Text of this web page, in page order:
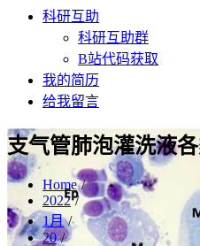
科研互助
科研互助群
B站代码获取
我的简历
给我留言
支气管肺泡灌洗液
Home
2022
1月
20